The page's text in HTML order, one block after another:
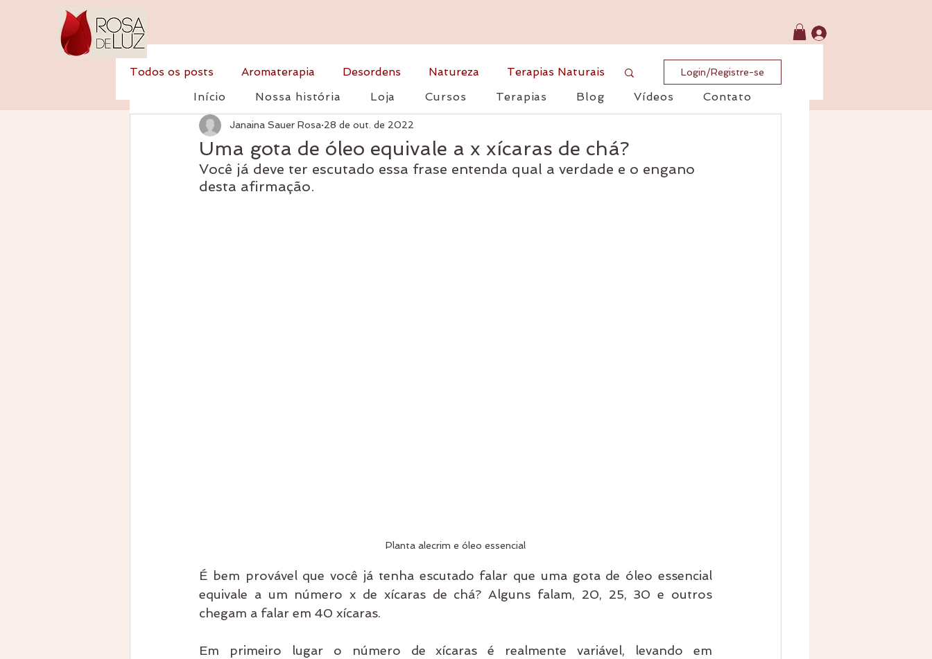
Início Nossa história Loja Cursos Terapias Blog Vídeos Contato
Todos os posts Aromaterapia Desordens Natureza Terapias Naturais
Reflexão Receitas
Login/Registre-se
Uma gota de óleo equivale a x xícaras de chá?
Janaina Sauer Rosa 28 de out. de 2022
Você já deve ter escutado essa frase entenda qual a verdade e o engano
desta afirmação.
Planta alecrim e óleo essencial
É bem provável que você já tenha escutado falar que uma gota de óleo essencial
equivale a um número x de xícaras de chá? Alguns falam, 20, 25, 30 e outros
chegam a falar em 40 xícaras.
Em primeiro lugar o número de xícaras é realmente variável, levando em